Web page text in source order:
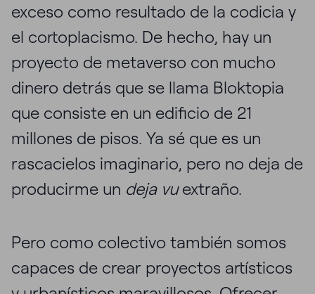
exceso como resultado de la codicia y
el cortoplacismo. De hecho, hay un
proyecto de metaverso con mucho
dinero detrás que se llama Bloktopia
que consiste en un edificio de 21
millones de pisos. Ya sé que es un
rascacielos imaginario, pero no deja de
producirme un deja vuextraño.
Pero como colectivo también somos
capaces de crear proyectos artísticos